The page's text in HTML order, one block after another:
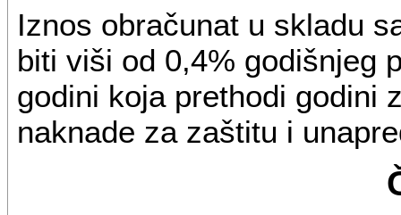
Iznos obračunat u skladu
biti viši od 0,4% godišnjeg
godini koja prethodi godini
naknade za zaštitu i